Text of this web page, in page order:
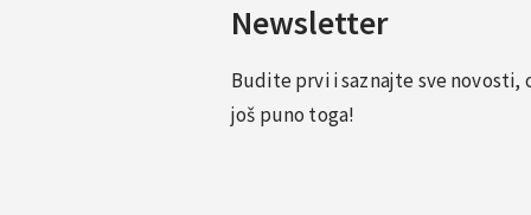
Newsletter
Budite prvi i saznajte sve
još puno toga!